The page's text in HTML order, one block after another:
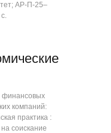
АР-П-25‒
финансовых
компаний:
практика :
соискание